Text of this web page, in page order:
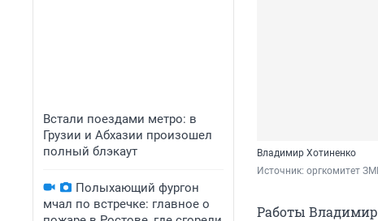
Встали поездами метро: в
Грузии и Абхазии произошел
полный блэкаут
Полыхающий фургон
мчал по встречке: главное о
Владимир Хотиненко
Источник: оргкомитет
Работы